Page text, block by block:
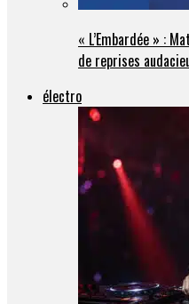
« L’Embardée » :
de reprises
électro